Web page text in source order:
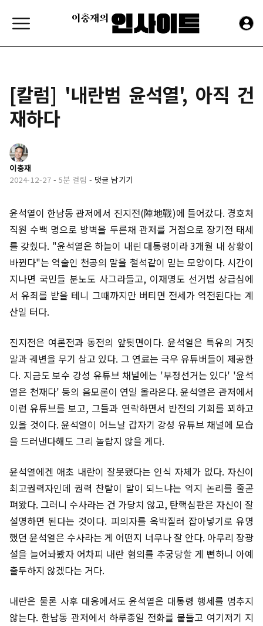
[칼럼] '내란범 윤석열', 아직 건
재하다
이충재
2024-12-27 - 5분 걸림 - 댓글 남기기
윤석열이 한남동 관저에서 진지전(陣地戰)에 들어갔다. 경호처
직원 수백 명으로 방벽을 두른채 관저를 거점으로 장기전 태세
를 갖췄다. "윤석열은 하늘이 내린 대통령이라 3개월 내 상황이
바뀐다"는 역술인 천공의 말을 철석같이 믿는 모양이다. 시간이
지나면 국민들 분노도 사그라들고, 이재명도 선거법 상급심에
서 유죄를 받을 테니 그때까지만 버티면 전세가 역전된다는 계
산일 터다.
진지전은 여론전과 동전의 앞뒷면이다. 윤석열은 특유의 거짓
말과 궤변을 무기 삼고 있다. 그 연료는 극우 유튜버들이 제공한
다. 지금도 보수 강성 유튜브 채널에는 '부정선거는 있다' '윤석
열은 천재다' 등의 음모론이 연일 올라온다. 윤석열은 관저에서
이런 유튜브를 보고, 그들과 연락하면서 반전의 기회를 꾀하고
있을 것이다. 윤석열이 어느날 갑자기 강성 유튜브 채널에 모습
을 드러낸다해도 그리 놀랍지 않을 게다.
윤석열에겐 애초 내란이 잘못됐다는 인식 자체가 없다. 자신이
최고권력자인데 권력 찬탈이 말이 되느냐는 억지 논리를 줄곧
펴왔다. 그러니 수사라는 건 가당치 않고, 탄핵심판은 자신이 잘
설명하면 된다는 것이다. 피의자를 윽박질러 잡아넣기로 유명
했던 윤석열은 수사라는 게 어떤지 너무나 잘 안다. 아무리 장광
설을 늘어놔봤자 어차피 내란 혐의를 추궁당할 게 뻔하니 아예
출두하지 않겠다는 거다.
내란은 물론 사후 대응에서도 윤석열은 대통령 행세를 멈추지
않는다. 한남동 관저에서 하루종일 전화를 붙들고 여기저기 지